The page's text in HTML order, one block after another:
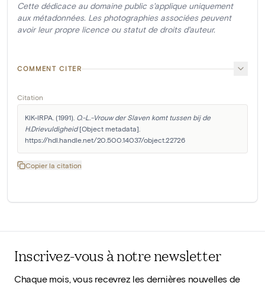
Cette dédicace au domaine public s'applique uniquement
aux métadonnées. Les photographies associées peuvent
avoir leur propre licence ou statut de droits d'auteur.
COMMENT CITER
Citation
KIK-IRPA. (1991). O.-L.-Vrouw der Slaven komt tussen bij de
H.Drievuldigheid [Object metadata].
https://hdl.handle.net/20.500.14037/object.22726
Copier la citation
Inscrivez-vous à notre newsletter
Chaque mois, vous recevrez les dernières nouvelles de